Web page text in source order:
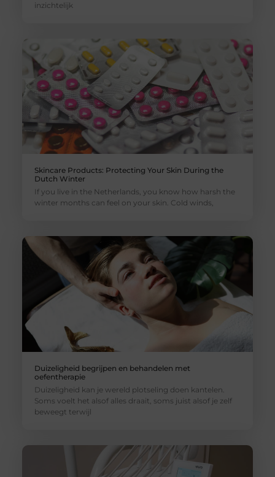
inzichtelijk
Skincare Products: Protecting Your Skin During the
Dutch Winter
If you live in the Netherlands, you know how harsh the
winter months can feel on your skin. Cold winds,
Duizeligheid begrijpen en behandelen met
oefentherapie
Duizeligheid kan je wereld plotseling doen kantelen.
Soms voelt het alsof alles draait, soms juist alsof je zelf
beweegt terwijl